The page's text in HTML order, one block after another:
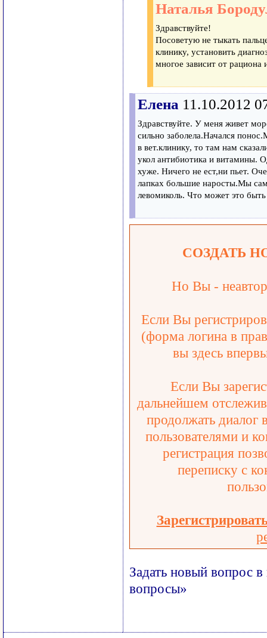
Наталья
Здравствуйте!
Посоветую не тыкать
клинику, установить
многое зависит от рациона
Елена 11.10.2012
Здравствуйте. У меня живет
сильно заболела.Начался
в вет.клинику, то там нам
укол антибиотика и витамины.
хуже. Ничего не ест,ни пьет.
лапках большие наросты.Мы
левомиколь. Что может это быть
СОЗДАТЬ
Но Вы -
Если Вы
(форма логина в
вы здесь
Если Вы
дальнейшем
продолжать диалог
пользователями и
регистрация
переписку с
Задать новый вопрос
вопросы»